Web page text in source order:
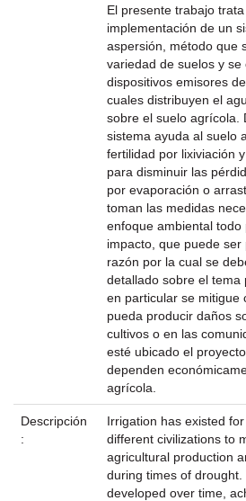
El presente trabajo
implementación de un
aspersión, método que
variedad de suelos y
dispositivos emisores
cuales distribuyen el
sobre el suelo agrícola.
sistema ayuda al suelo
fertilidad por lixiviación
para disminuir las
por evaporación o
toman las medidas
enfoque ambiental todo
impacto, que puede ser
razón por la cual se
detallado sobre el tema
en particular se mitigue
pueda producir daños
cultivos o en las
esté ubicado el
dependen
agrícola.
Descripción
:
Irrigation has existed
different civilizations to
agricultural production
during times of
developed over time,